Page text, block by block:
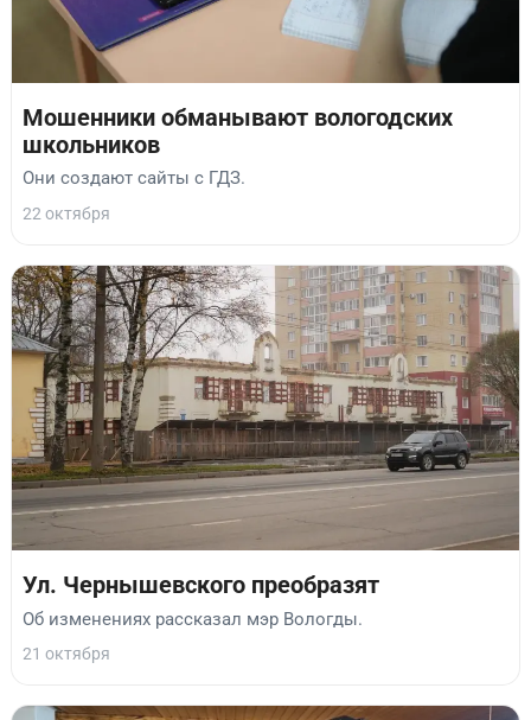
Мошенники обманывают вологодских
школьников
Они создают сайты с ГДЗ.
22 октября
Ул. Чернышевского преобразят
Об изменениях рассказал мэр Вологды.
21 октября